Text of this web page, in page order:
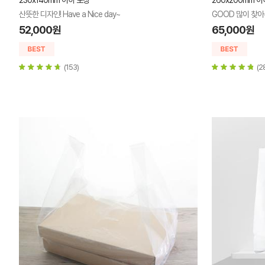
산뜻한 디자인! Have a Nice day~
52,000원
(153)
GOOD 많이 찾
65,000원